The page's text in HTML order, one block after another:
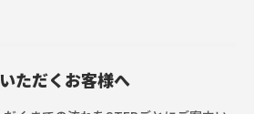
ただくお客様へ